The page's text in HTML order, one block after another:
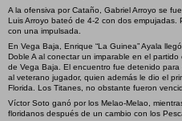
A la ofensiva por Cataño, Gabriel Arroyo se
Luis Arroyo bateó de 4-2 con dos
con una impulsada.
En Vega Baja, Enrique “La Guinea” Ayala
Doble A al conectar un imparable en el
de Vega Baja. El encuentro fue detenido
al veterano jugador, quien además le dio el
Florida. Los Titanes, no obstante fueron
Víctor Soto ganó por los Melao-Melao,
floridanos después de un cambio con los